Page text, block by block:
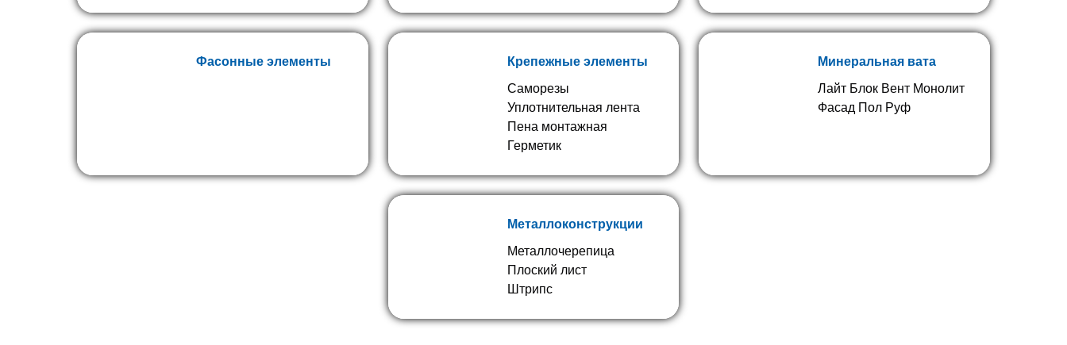
Фасонные элементы
Крепежные элементы
Саморезы
Уплотнительная лента
Пена монтажная
Герметик
Минеральная вата
Лайт Блок Вент Монолит
Фасад Пол Руф
Металлоконструкции
Металлочерепица
Плоский лист
Штрипс